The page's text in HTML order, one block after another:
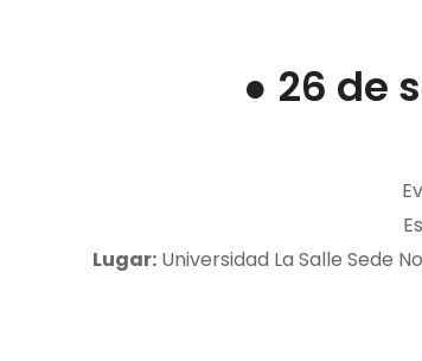
● 26 de
Lugar: Universidad La Salle Sede